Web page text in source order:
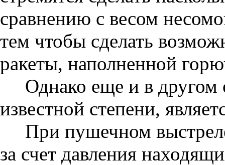
сравнению с весом
тем чтобы сделать
ракеты, наполненной
Однако еще и в другом
известной степени,
При пушечном
за счет давления